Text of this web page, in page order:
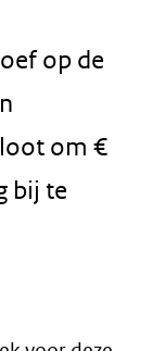
op de
om €
bij te